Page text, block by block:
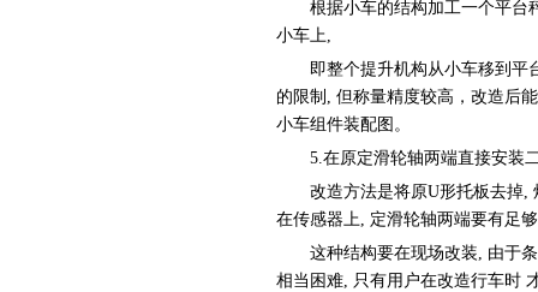
根据小车的结构加工一个平台秤
小车上,
即整个提升机构从小车移到平台
的限制, 但称量精度较高，改造后
小车组件装配图。
5.在原定滑轮轴两端直接安装
改造方法是将原U形托板去掉,
在传感器上, 定滑轮轴两端要有足
这种结构要在现场改装, 由于条
相当困难, 只有用户在改造行车时